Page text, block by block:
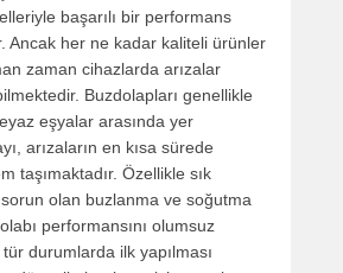
başarılı bir performans
Ancak her ne kadar kaliteli ürünler
zaman cihazlarda arızalar
Buzdolapları genellikle
eşyalar arasında yer
arızaların en kısa sürede
taşımaktadır. Özellikle sık
sorun olan buzlanma ve soğutma
performansını olumsuz
durumlarda ilk yapılması